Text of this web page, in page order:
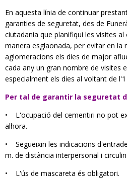
En aquesta línia de continuar
garanties de seguretat, des de
ciutadania que planifiqui les visites
manera esglaonada, per evitar en la
aglomeracions els dies de major
cada any un gran nombre de visites
especialment els dies al voltant de
Per tal de garantir la seguretat
• L'ocupació del cementiri no pot
alhora.
• Segueixin les indicacions
m. de distància interpersonal i
• L'ús de mascareta és obligatori.